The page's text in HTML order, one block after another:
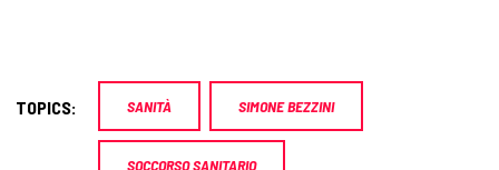
TOPICS: SANITÀ SIMONE BEZZINI
SOCCORSO SANITARIO